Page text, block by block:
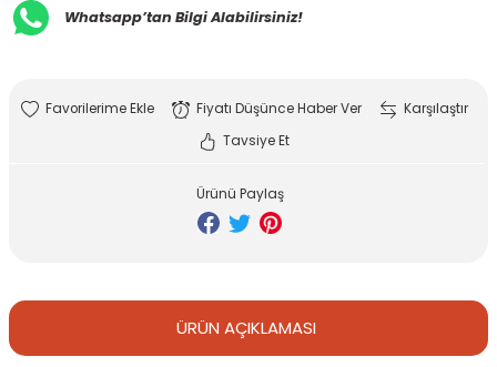
Whatsapp’tan Bilgi Alabilirsiniz!
Fiyatı Düşünce Haber Ver
Karşılaştır
Tavsiye Et
Ürünü Paylaş
ÜRÜN AÇIKLAMASI